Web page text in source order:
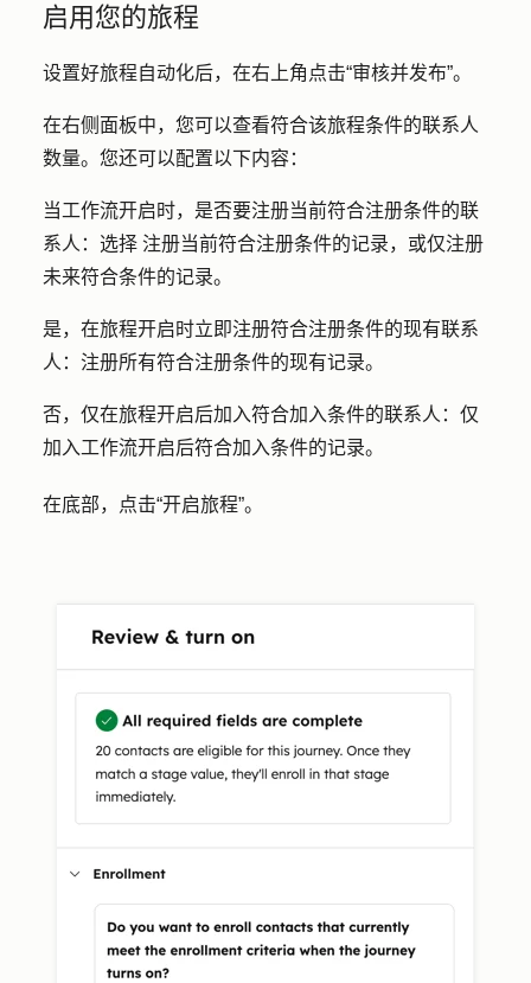
启用您的旅程
设置好旅程自动化后，在右上角点击“审核并发布”。
在右侧面板中，您可以查看符合该旅程条件的联系人
数量。您还可以配置以下内容：
当工作流开启时，是否要注册当前符合注册条件的联
系人：选择 注册当前符合注册条件的记录，或仅注册
未来符合条件的记录。
是，在旅程开启时立即注册符合注册条件的现有联系
人：注册所有符合注册条件的现有记录。
否，仅在旅程开启后加入符合加入条件的联系人：仅
加入工作流开启后符合加入条件的记录。
在底部，点击“开启旅程”。